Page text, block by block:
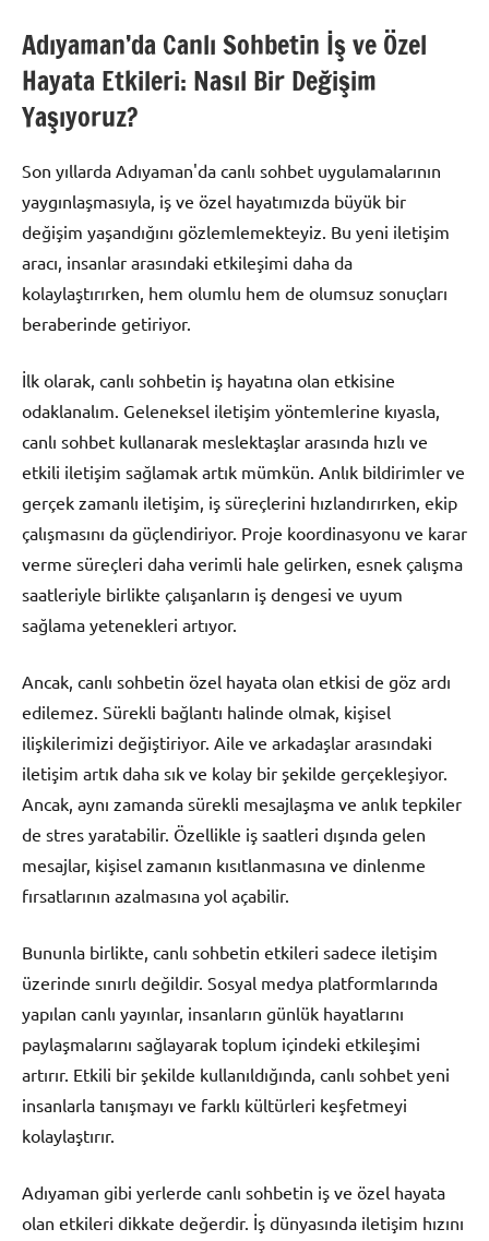
Adıyaman’da Canlı Sohbetin İş ve Özel
Hayata Etkileri: Nasıl Bir Değişim
Yaşıyoruz?
Son yıllarda Adıyaman'da canlı sohbet uygulamalarının
yaygınlaşmasıyla, iş ve özel hayatımızda büyük bir
değişim yaşandığını gözlemlemekteyiz. Bu yeni iletişim
aracı, insanlar arasındaki etkileşimi daha da
kolaylaştırırken, hem olumlu hem de olumsuz sonuçları
beraberinde getiriyor.
İlk olarak, canlı sohbetin iş hayatına olan etkisine
odaklanalım. Geleneksel iletişim yöntemlerine kıyasla,
canlı sohbet kullanarak meslektaşlar arasında hızlı ve
etkili iletişim sağlamak artık mümkün. Anlık bildirimler ve
gerçek zamanlı iletişim, iş süreçlerini hızlandırırken, ekip
çalışmasını da güçlendiriyor. Proje koordinasyonu ve karar
verme süreçleri daha verimli hale gelirken, esnek çalışma
saatleriyle birlikte çalışanların iş dengesi ve uyum
sağlama yetenekleri artıyor.
Ancak, canlı sohbetin özel hayata olan etkisi de göz ardı
edilemez. Sürekli bağlantı halinde olmak, kişisel
ilişkilerimizi değiştiriyor. Aile ve arkadaşlar arasındaki
iletişim artık daha sık ve kolay bir şekilde gerçekleşiyor.
Ancak, aynı zamanda sürekli mesajlaşma ve anlık tepkiler
de stres yaratabilir. Özellikle iş saatleri dışında gelen
mesajlar, kişisel zamanın kısıtlanmasına ve dinlenme
fırsatlarının azalmasına yol açabilir.
Bununla birlikte, canlı sohbetin etkileri sadece iletişim
üzerinde sınırlı değildir. Sosyal medya platformlarında
yapılan canlı yayınlar, insanların günlük hayatlarını
paylaşmalarını sağlayarak toplum içindeki etkileşimi
artırır. Etkili bir şekilde kullanıldığında, canlı sohbet yeni
insanlarla tanışmayı ve farklı kültürleri keşfetmeyi
kolaylaştırır.
Adıyaman gibi yerlerde canlı sohbetin iş ve özel hayata
olan etkileri dikkate değerdir. İş dünyasında iletişim hızını